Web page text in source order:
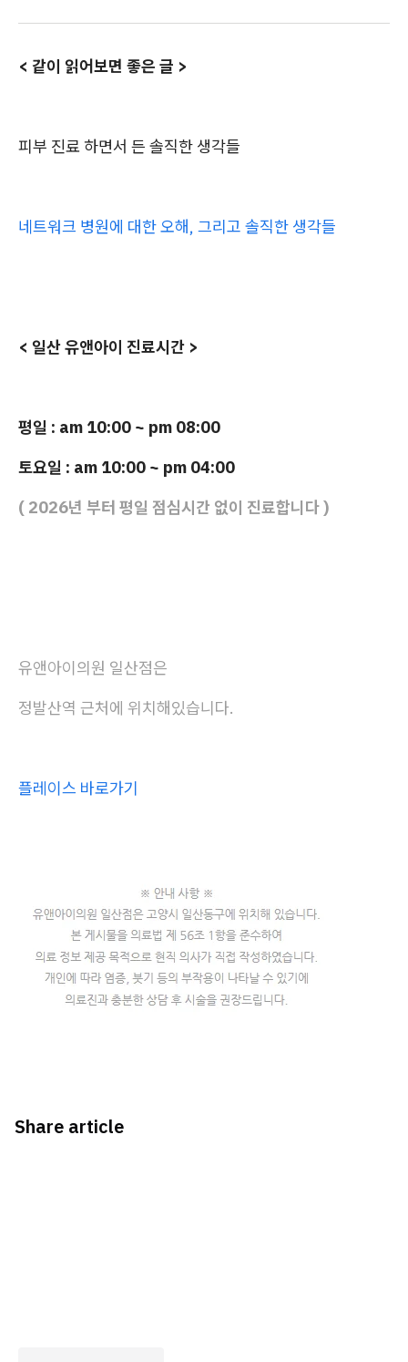
< 같이 읽어보면 좋은 글 >
피부 진료 하면서 든 솔직한 생각들
네트워크 병원에 대한 오해, 그리고 솔직한 생각들
< 일산 유앤아이 진료시간 >
평일 : am 10:00 ~ pm 08:00
토요일 : am 10:00 ~ pm 04:00
( 2026년 부터 평일 점심시간 없이 진료합니다 )
유앤아이의원 일산점은
정발산역 근처에 위치해있습니다.
플레이스 바로가기
Share article